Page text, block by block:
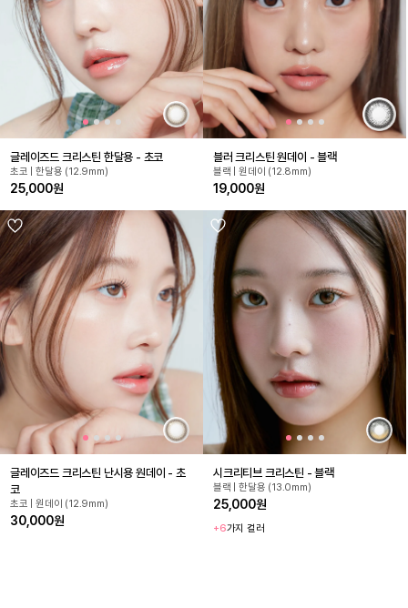
글레이즈드 크리스틴 한달용 - 초코
초코 | 한달용 (12.9mm)
25,000원
블러 크리스틴 원데이 - 블랙
블랙 | 원데이 (12.8mm)
19,000원
글레이즈드 크리스틴 난시용 원데이 - 초
코
초코 | 원데이 (12.9mm)
30,000원
시크리티브 크리스틴 - 블랙
블랙 | 한달용 (13.0mm)
25,000원
+6가지 컬러